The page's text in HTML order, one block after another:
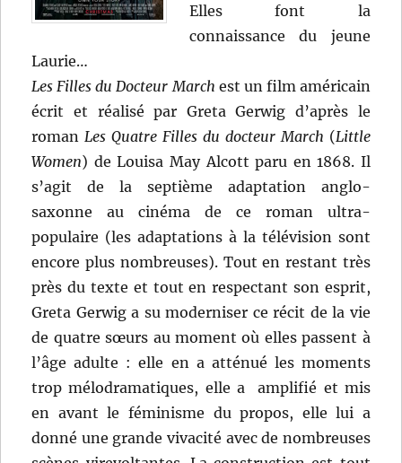
Elles font la
connaissance du jeune
Laurie…
Les Filles du Docteur March est un film américain
écrit et réalisé par Greta Gerwig d’après le
roman Les Quatre Filles du docteur March (Little
Women) de Louisa May Alcott paru en 1868. Il
s’agit de la septième adaptation anglo-
saxonne au cinéma de ce roman ultra-
populaire (les adaptations à la télévision sont
encore plus nombreuses). Tout en restant très
près du texte et tout en respectant son esprit,
Greta Gerwig a su moderniser ce récit de la vie
de quatre sœurs au moment où elles passent à
l’âge adulte : elle en a atténué les moments
trop mélodramatiques, elle a amplifié et mis
en avant le féminisme du propos, elle lui a
donné une grande vivacité avec de nombreuses